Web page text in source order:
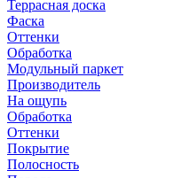
Террасная доска
Фаска
Оттенки
Обработка
Модульный паркет
Производитель
На ощупь
Обработка
Оттенки
Покрытие
Полосность